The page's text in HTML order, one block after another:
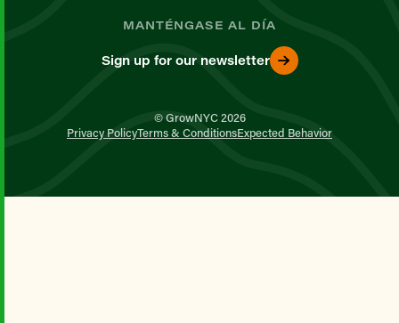
MANTÉNGASE AL DÍA
Sign up for our newsletter
© GrowNYC 2026
Privacy PolicyTerms & ConditionsExpected Behavior